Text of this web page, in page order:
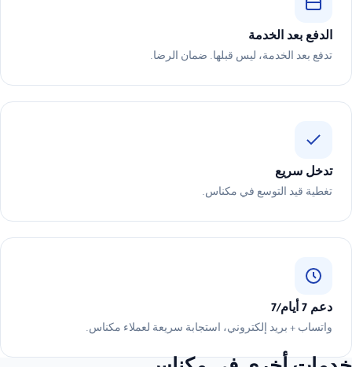
الدفع بعد الخدمة
تدفع بعد الخدمة، ليس قبلها. ضمان الرضا.
تدخل سريع
تغطية قيد التوسع في مكناس.
دعم 7 أيام/7
واتساب + بريد إلكتروني، استجابة سريعة لعملاء مكناس.